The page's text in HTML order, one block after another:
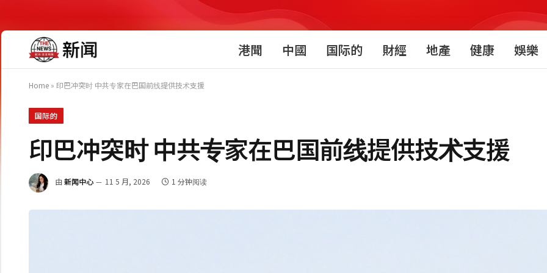
港聞 中國 国际的 財經 地產 健康 娛樂
Home » 印巴冲突时 中共专家在巴国前线提供技术支援
国际的
印巴冲突时 中共专家在巴国前线提供技术支援
由 新闻中心 11 5 月, 2026 1 分钟阅读